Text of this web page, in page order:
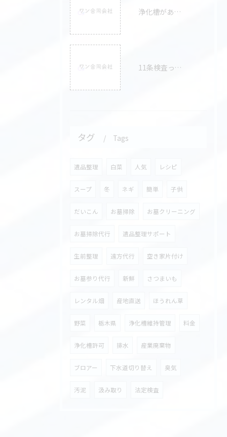
浄化槽があふれたときはどうすればいい？原因や対処法まで徹底解説
11条検査ってなに？目的から受検の流れまで解説
タグ Tags
遺品整理 白菜 人気 レシピ
スープ 冬 ネギ 簡単 子供
だいこん お墓掃除 お墓クリーニング
お墓掃除代行 遺品整理サポート
生前整理 遠方代行 空き家片付け
お墓参り代行 新鮮 さつまいも
レンタル畑 産地直送 ほうれん草
野菜 栃木県 浄化槽維持管理 料金
浄化槽許可 排水 産業廃棄物
ブロアー 下水道切り替え 臭気
汚泥 汲み取り 法定検査